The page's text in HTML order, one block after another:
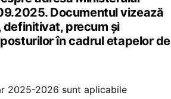
Documentul vizează
precum și
în cadrul etapelor de
2025-2026 sunt aplicabile